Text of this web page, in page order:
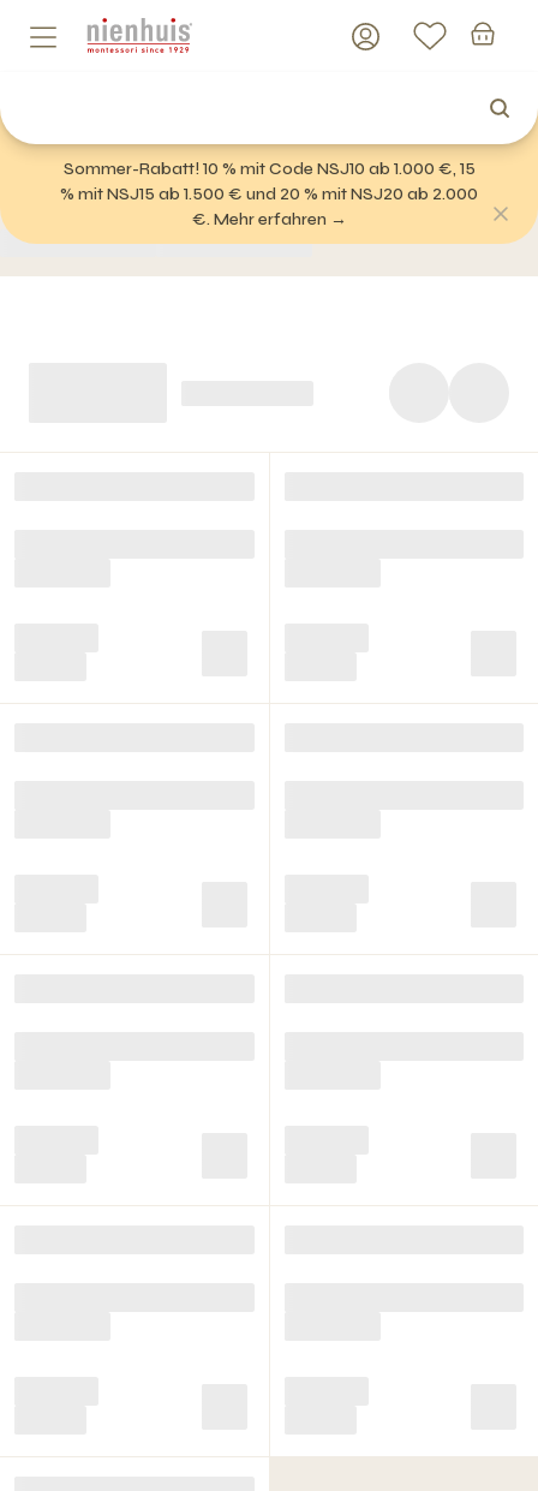
Sommer-Rabatt! 10 % mit Code NSJ10 ab 1.000 €, 15
% mit NSJ15 ab 1.500 € und 20 % mit NSJ20 ab 2.000
€. Mehr erfahren →